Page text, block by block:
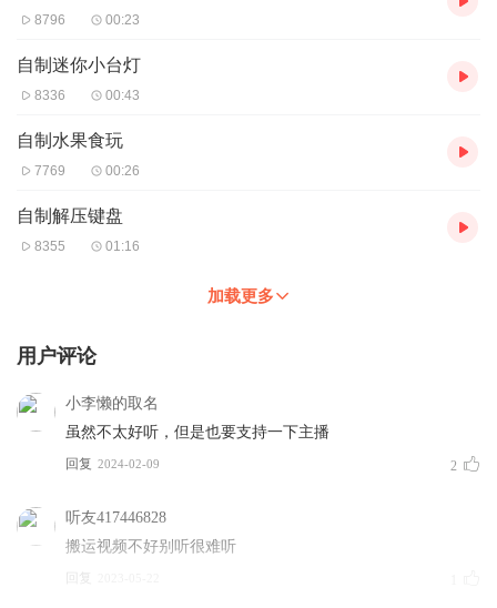
8796 00:23
自制迷你小台灯
8336 00:43
自制水果食玩
7769 00:26
自制解压键盘
8355 01:16
加载更多
用户评论
小李懒的取名
虽然不太好听，但是也要支持一下主播
回复 2024-02-09 2
听友417446828
搬运视频不好别听很难听
回复